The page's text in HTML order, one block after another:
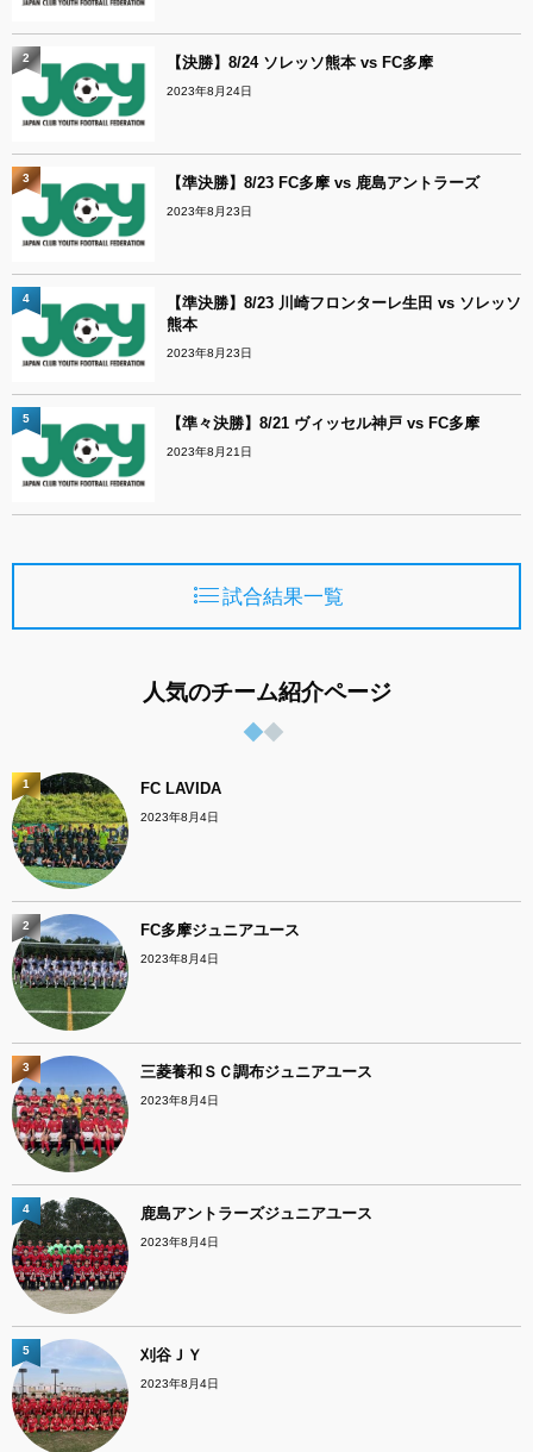
【決勝】8/24 ソレッソ熊本 vs FC多摩
2023年8月24日
2
【準決勝】8/23 FC多摩 vs 鹿島アントラーズ
2023年8月23日
3
【準決勝】8/23 川崎フロンターレ生田 vs ソレッソ
熊本
2023年8月23日
4
【準々決勝】8/21 ヴィッセル神戸 vs FC多摩
2023年8月21日
5
試合結果一覧
人気のチーム紹介ページ
FC LAVIDA
2023年8月4日
1
FC多摩ジュニアユース
2023年8月4日
2
三菱養和ＳＣ調布ジュニアユース
2023年8月4日
3
鹿島アントラーズジュニアユース
2023年8月4日
4
刈谷ＪＹ
2023年8月4日
5